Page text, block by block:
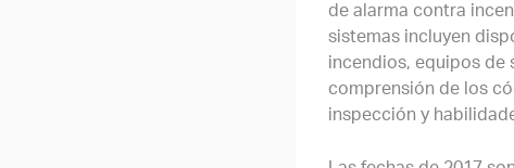
de alarma contra
sistemas incluyen
incendios, equipos de
comprensión de los
inspección y